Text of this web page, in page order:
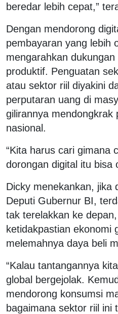
beredar lebih cepat,”
Dengan mendorong
pembayaran yang lebih
mengarahkan
produktif. Penguatan
atau sektor riil diyakini
perputaran uang di
gilirannya mendongkrak
nasional.
“Kita harus cari gimana
dorongan digital itu bisa
Dicky menekankan, jika
Deputi Gubernur BI,
tak terelakkan ke
ketidakpastian ekonomi
melemahnya daya beli
“Kalau tantangannya
global bergejolak.
mendorong konsumsi
bagaimana sektor riil ini